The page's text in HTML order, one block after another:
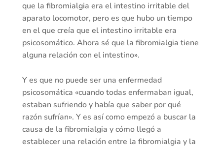
que la fibromialgia era el intestino irritable del
aparato locomotor, pero es que hubo un tiempo
en el que creía que el intestino irritable era
psicosomático. Ahora sé que la fibromialgia tiene
alguna relación con el intestino».
Y es que no puede ser una enfermedad
psicosomática «cuando todas enfermaban igual,
estaban sufriendo y había que saber por qué
razón sufrían». Y es así como empezó a buscar la
causa de la fibromialgia y cómo llegó a
establecer una relación entre la fibromialgia y la